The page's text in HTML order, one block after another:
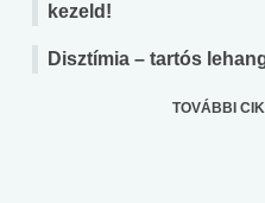
kezeld!
Disztímia – tartós
TOVÁBBI